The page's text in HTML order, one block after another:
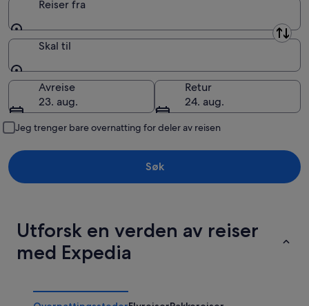
Reiser fra
Reiser fra
Skal til
Skal til
Avreise
23. aug.
Retur
24. aug.
Jeg trenger bare overnatting for deler av reisen
Søk
Utforsk en verden av reiser
med Expedia